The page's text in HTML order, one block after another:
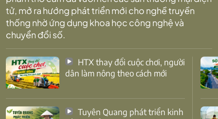
tử, mở ra hướng phát triển mới cho nghề truyền
thống nhờ ứng dụng khoa học công nghệ và
chuyển đổi số.
dân làm nông theo cách mới